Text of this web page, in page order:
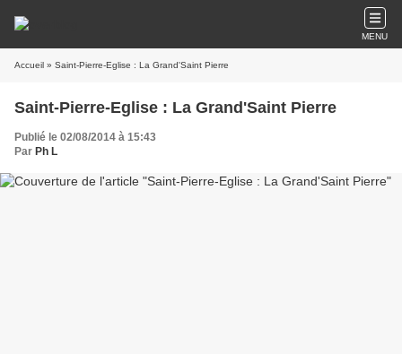
MENU
Accueil » Saint-Pierre-Eglise : La Grand'Saint Pierre
Saint-Pierre-Eglise : La Grand'Saint Pierre
Publié le 02/08/2014 à 15:43
Par Ph L